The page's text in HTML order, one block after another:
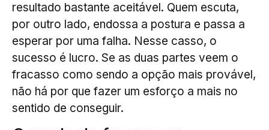
resultado bastante aceitável. Quem escuta,
por outro lado, endossa a postura e passa a
esperar por uma falha. Nesse casso, o
sucesso é lucro. Se as duas partes veem o
fracasso como sendo a opção mais provável,
não há por que fazer um esforço a mais no
sentido de conseguir.